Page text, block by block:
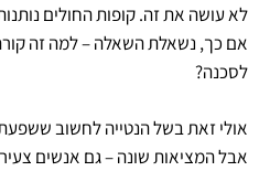
לא עושה את זה. קופות החולים
אם כך, נשאלת השאלה – למה זה
לסכנה?
אולי זאת בשל הנטייה לחשוב
אבל המציאות שונה – גם אנשים